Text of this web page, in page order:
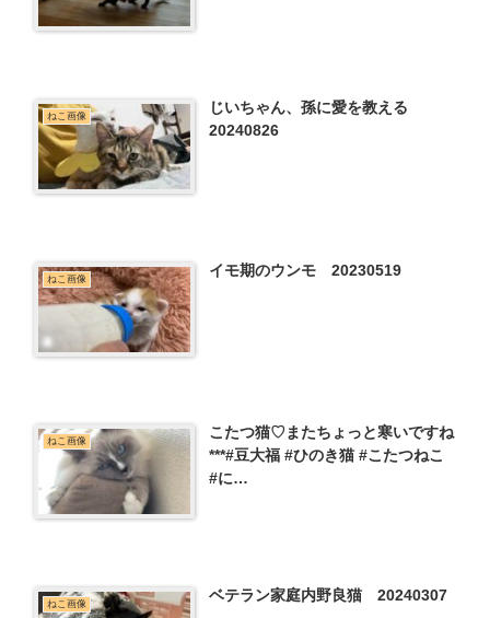
ねこ画像
じいちゃん、孫に愛を教える
20240826
ねこ画像 イモ期のウンモ 20230519
ねこ画像
こたつ猫♡またちょっと寒いですね
***#豆大福 #ひのき猫 #こたつねこ
#に…
ねこ画像 ベテラン家庭内野良猫 20240307